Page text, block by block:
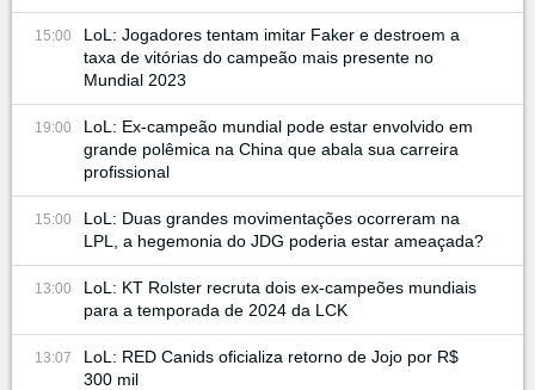
15:00
LoL: Jogadores tentam imitar Faker e destroem a
taxa de vitórias do campeão mais presente no
Mundial 2023
19:00
LoL: Ex-campeão mundial pode estar envolvido em
grande polêmica na China que abala sua carreira
profissional
15:00
LoL: Duas grandes movimentações ocorreram na
LPL, a hegemonia do JDG poderia estar ameaçada?
13:00
LoL: KT Rolster recruta dois ex-campeões mundiais
para a temporada de 2024 da LCK
13:07
LoL: RED Canids oficializa retorno de Jojo por R$
300 mil